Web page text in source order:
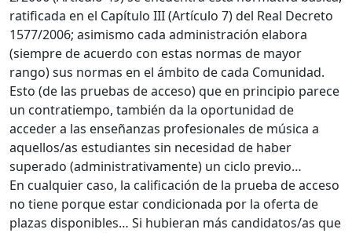
ratificada en el Capítulo III (Artículo 7) del Real Decreto
1577/2006; asimismo cada administración elabora
(siempre de acuerdo con estas normas de mayor
rango) sus normas en el ámbito de cada Comunidad.
Esto (de las pruebas de acceso) que en principio parece
un contratiempo, también da la oportunidad de
acceder a las enseñanzas profesionales de música a
aquellos/as estudiantes sin necesidad de haber
superado (administrativamente) un ciclo previo…
En cualquier caso, la calificación de la prueba de acceso
no tiene porque estar condicionada por la oferta de
plazas disponibles… Si hubieran más candidatos/as que